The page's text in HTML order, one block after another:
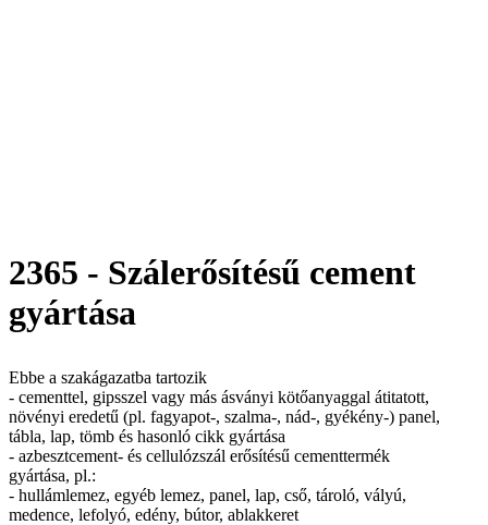
2365 - Szálerősítésű cement
gyártása
Ebbe a szakágazatba tartozik
- cementtel, gipsszel vagy más ásványi kötőanyaggal átitatott,
növényi eredetű (pl. fagyapot-, szalma-, nád-, gyékény-) panel,
tábla, lap, tömb és hasonló cikk gyártása
- azbesztcement- és cellulózszál erősítésű cementtermék
gyártása, pl.:
- hullámlemez, egyéb lemez, panel, lap, cső, tároló, vályú,
medence, lefolyó, edény, bútor, ablakkeret